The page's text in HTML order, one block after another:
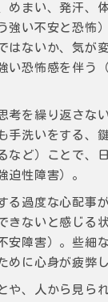
めまい、発汗、
強い不安と恐怖
はないか、気が
い恐怖感を伴う
考を繰り返さな
手洗いをする、
など）ことで、
迫性障害）。
る過度な心配事
きないと感じる
安障害）。些細
めに心身が疲弊
や、人から見ら